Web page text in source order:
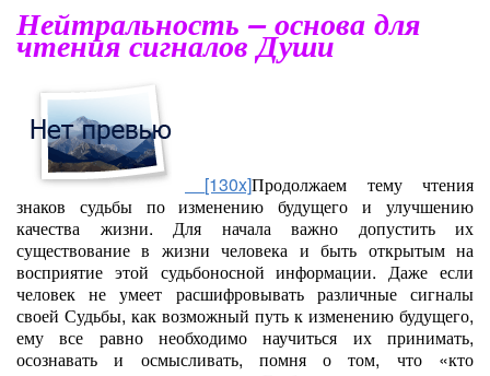
Нейтральность – основа для
чтения сигналов Души
[130x]Продолжаем тему чтения
знаков судьбы по изменению будущего и улучшению
качества жизни. Для начала важно допустить их
существование в жизни человека и быть открытым на
восприятие этой судьбоносной информации. Даже если
человек не умеет расшифровывать различные сигналы
своей Судьбы, как возможный путь к изменению будущего,
ему все равно необходимо научиться их принимать,
осознавать и осмысливать, помня о том, что «кто